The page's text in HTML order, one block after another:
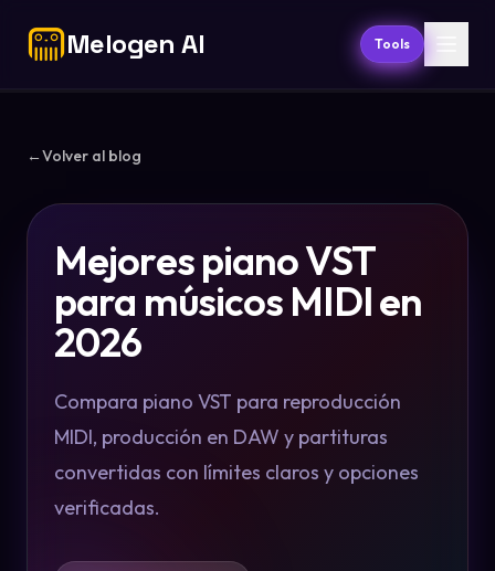
Melogen AI Tools
←Volver al blog
Mejores piano VST
para músicos MIDI en
2026
Compara piano VST para reproducción
MIDI, producción en DAW y partituras
convertidas con límites claros y opciones
verificadas.